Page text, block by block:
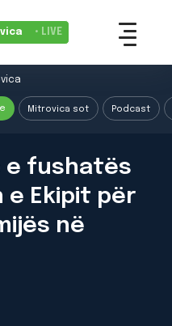
• LIVE
Mitrovica sot Podcast
e fushatës
e Ekipit për
në